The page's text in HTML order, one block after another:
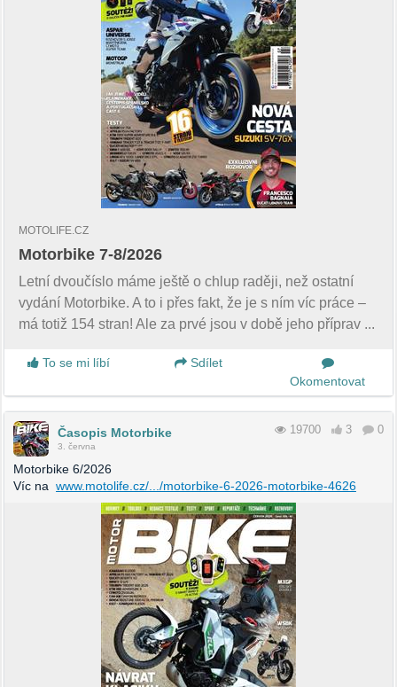
MOTOLIFE.CZ
Motorbike 7-8/2026
Letní dvoučíslo máme ještě o chlup raději, než ostatní
vydání Motorbike. A to i přes fakt, že je s ním víc práce –
má totiž 154 stran! Ale za prvé jsou v době jeho příprav ...
To se mi líbí
Sdílet
Okomentovat
Časopis Motorbike
3. června
19700 3 0
Motorbike 6/2026
Víc na www.motolife.cz/.../motorbike-6-2026-motorbike-4626